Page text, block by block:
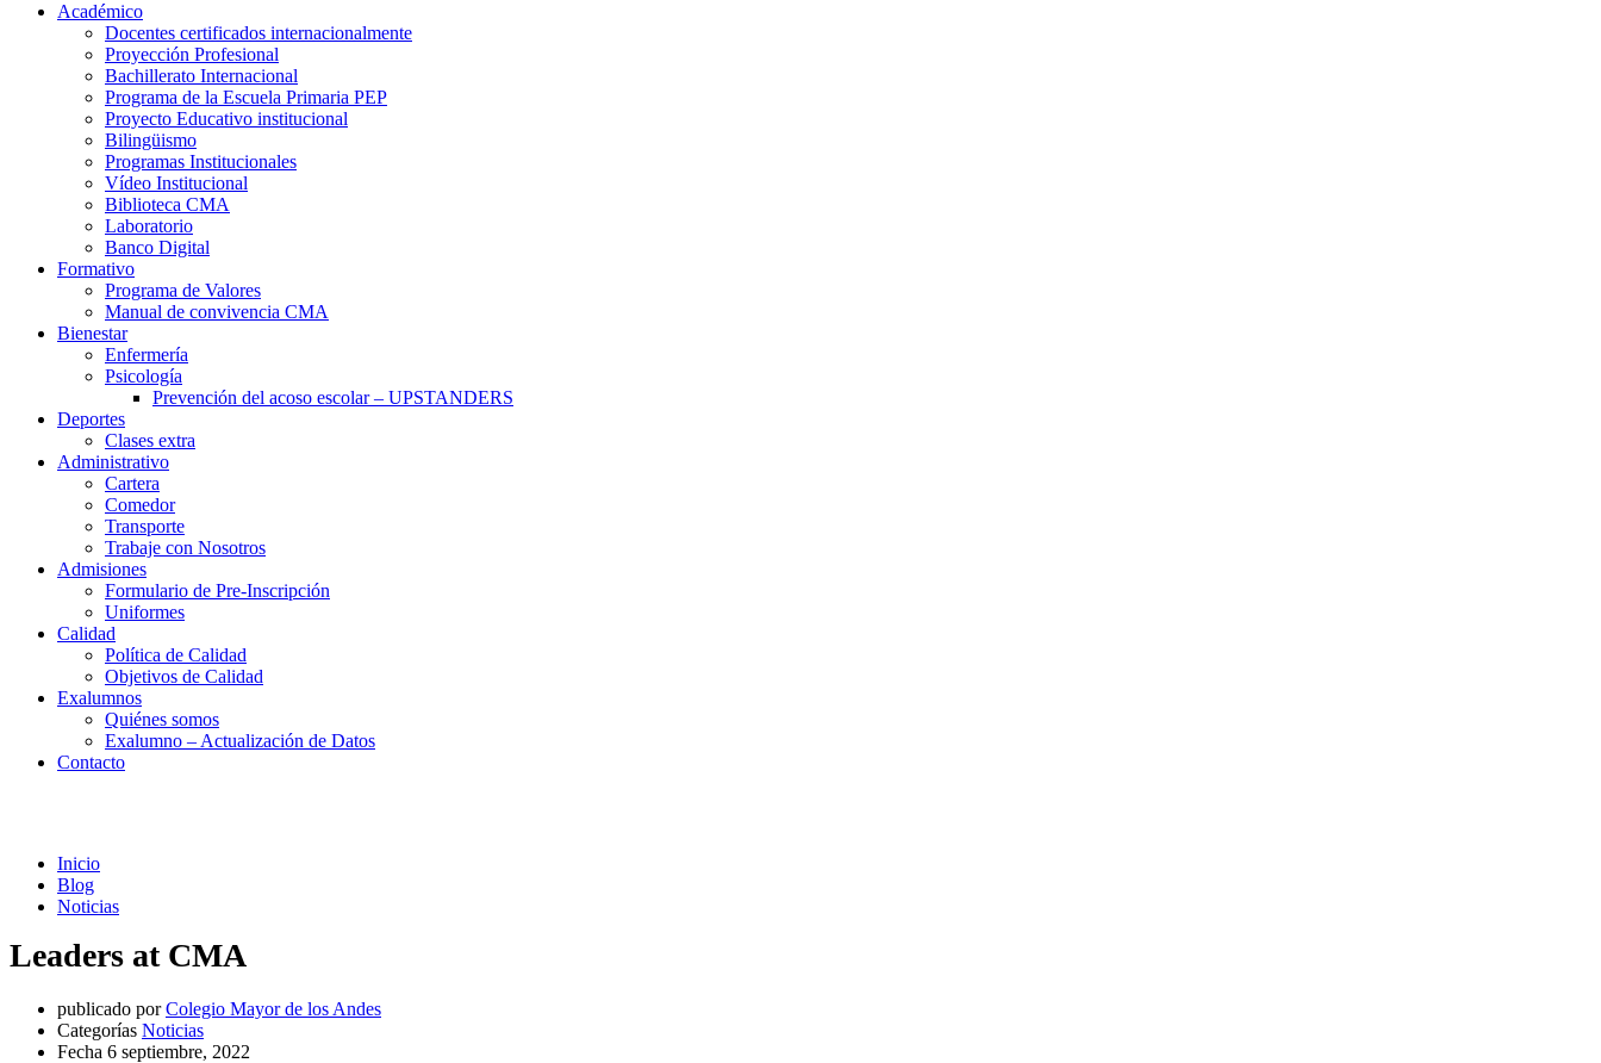
Académico
Docentes certificados internacionalmente
Proyección Profesional
Bachillerato Internacional
Programa de la Escuela Primaria PEP
Proyecto Educativo institucional
Bilingüismo
Programas Institucionales
Vídeo Institucional
Biblioteca CMA
Laboratorio
Banco Digital
Formativo
Programa de Valores
Manual de convivencia CMA
Bienestar
Enfermería
Psicología
Prevención del acoso escolar – UPSTANDERS
Deportes
Clases extra
Administrativo
Cartera
Comedor
Transporte
Trabaje con Nosotros
Admisiones
Formulario de Pre-Inscripción
Uniformes
Calidad
Política de Calidad
Objetivos de Calidad
Exalumnos
Quiénes somos
Exalumno – Actualización de Datos
Contacto
Inicio
Blog
Noticias
Leaders at CMA
publicado por Colegio Mayor de los Andes
Categorías Noticias
Fecha 6 septiembre, 2022